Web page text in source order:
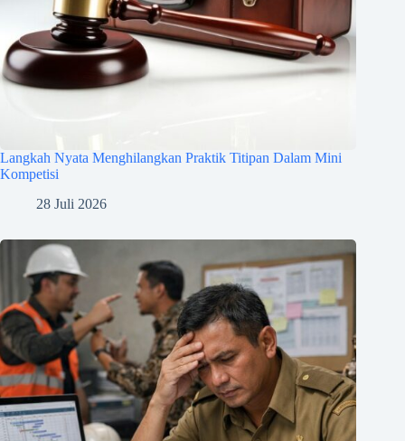
Langkah Nyata Menghilangkan Praktik Titipan Dalam Mini
Kompetisi
28 Juli 2026